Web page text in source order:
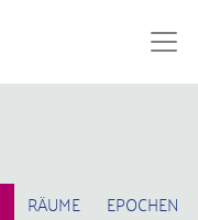
RÄUME EPOCHEN